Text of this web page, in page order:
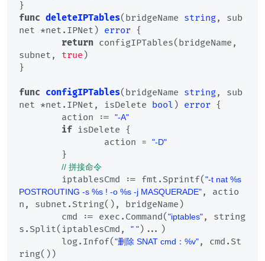
func deleteIPTables(bridgeName string, sub
net *net.IPNet) error {
return configIPTables(bridgeName,
subnet, true )
}
func configIPTables(bridgeName string, sub
net *net.IPNet, isDelete bool ) error {
	action :=
"-A"
if isDelete {
		action =
"-D"
// 拼接命令
	iptablesCmd := fmt.Sprintf(
"-t nat %s
POSTROUTING -s %s ! -o %s -j MASQUERADE", actio
n, subnet.String(), bridgeName)
	cmd := exec.Command(
"iptables", string
s.Split(iptablesCmd, " ")...)
	log.Infof(
"删除 SNAT cmd：%v", cmd.St
ring())